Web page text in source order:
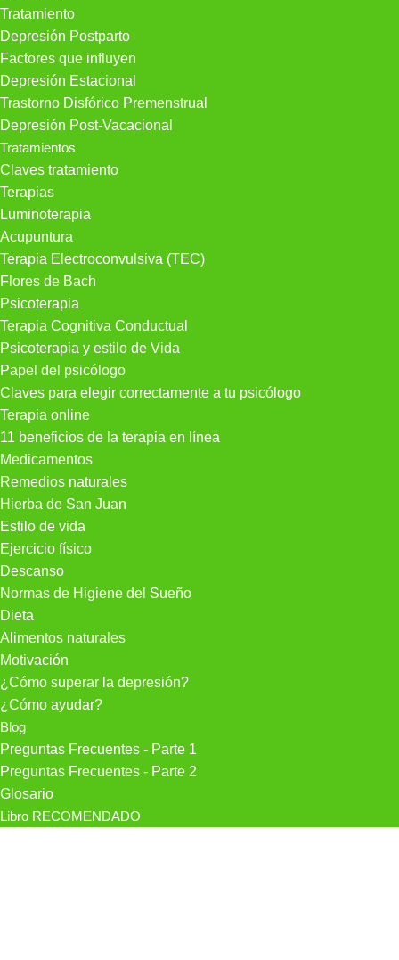
Tratamiento
Depresión Postparto
Factores que influyen
Depresión Estacional
Trastorno Disfórico Premenstrual
Depresión Post-Vacacional
Tratamientos
Claves tratamiento
Terapias
Luminoterapia
Acupuntura
Terapia Electroconvulsiva (TEC)
Flores de Bach
Psicoterapia
Terapia Cognitiva Conductual
Psicoterapia y estilo de Vida
Papel del psicólogo
Claves para elegir correctamente a tu psicólogo
Terapia online
11 beneficios de la terapia en línea
Medicamentos
Remedios naturales
Hierba de San Juan
Estilo de vida
Ejercicio físico
Descanso
Normas de Higiene del Sueño
Dieta
Alimentos naturales
Motivación
¿Cómo superar la depresión?
¿Cómo ayudar?
Blog
Preguntas Frecuentes - Parte 1
Preguntas Frecuentes - Parte 2
Glosario
Libro RECOMENDADO